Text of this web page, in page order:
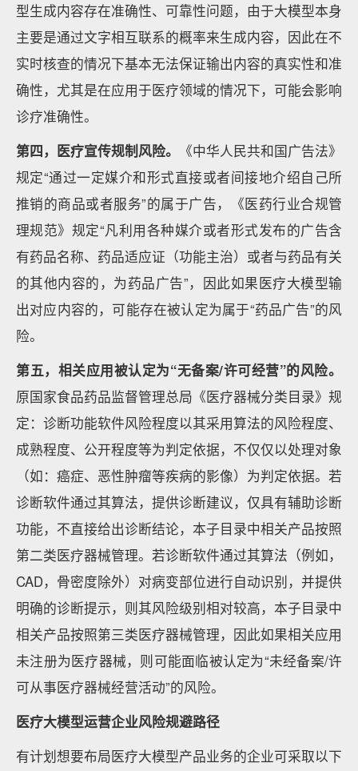
型生成内容存在准确性、可靠性问题，由于大模型本身
主要是通过文字相互联系的概率来生成内容，因此在不
实时核查的情况下基本无法保证输出内容的真实性和准
确性，尤其是在应用于医疗领域的情况下，可能会影响
诊疗准确性。
第四，医疗宣传规制风险。
《中华人民共和国广告法》
规定“通过一定媒介和形式直接或者间接地介绍自己所
推销的商品或者服务”的属于广告，《医药行业合规管
理规范》规定“凡利用各种媒介或者形式发布的广告含
有药品名称、药品适应证（功能主治）或者与药品有关
的其他内容的，为药品广告”，因此如果医疗大模型输
出对应内容的，可能存在被认定为属于“药品广告”的风
险。
第五，相关应用被认定为“无备案/许可经营”的风险。
原国家食品药品监督管理总局《医疗器械分类目录》规
定：诊断功能软件风险程度以其采用算法的风险程度、
成熟程度、公开程度等为判定依据，不仅仅以处理对象
（如：癌症、恶性肿瘤等疾病的影像）为判定依据。若
诊断软件通过其算法，提供诊断建议，仅具有辅助诊断
功能，不直接给出诊断结论，本子目录中相关产品按照
第二类医疗器械管理。若诊断软件通过其算法（例如，
CAD，骨密度除外）对病变部位进行自动识别，并提供
明确的诊断提示，则其风险级别相对较高，本子目录中
相关产品按照第三类医疗器械管理，因此如果相关应用
未注册为医疗器械，则可能面临被认定为“未经备案/许
可从事医疗器械经营活动”的风险。
医疗大模型运营企业风险规避路径
有计划想要布局医疗大模型产品业务的企业可采取以下